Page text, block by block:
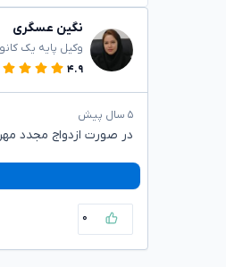
نگین عسگری
وکیل پایه یک
۴.۹
۵ سال پیش
در صورت ازدواج مجدد
۰